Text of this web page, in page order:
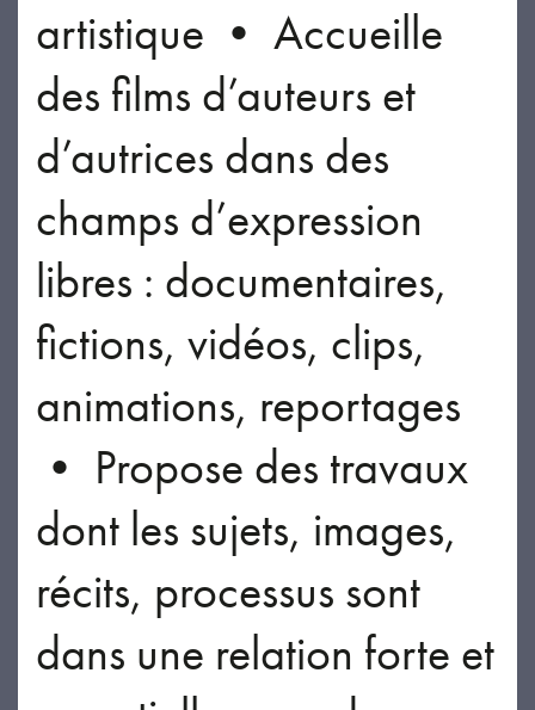
artistique • Accueille
des films d’auteurs et
d’autrices dans des
champs d’expression
libres : documentaires,
fictions, vidéos, clips,
animations, reportages
• Propose des travaux
dont les sujets, images,
récits, processus sont
dans une relation forte et